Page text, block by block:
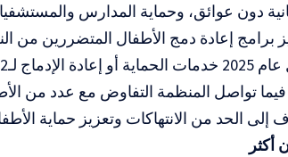
دون عوائق، وحماية المدارس
برامج إعادة دمج الأطفال المتضررين من
تواصل المنظمة التفاوض مع عدد من
الحد من الانتهاكات وتعزيز حماية
أكثر